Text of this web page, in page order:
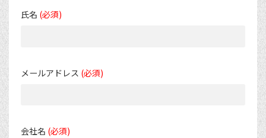
氏名 (必須)
メールアドレス (必須)
会社名 (必須)